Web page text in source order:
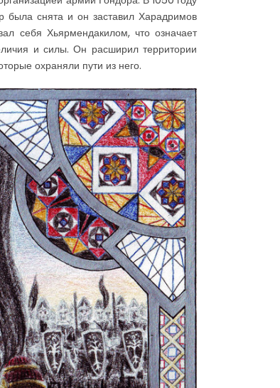
снята и он заставил Харадримов
себя Хьярмендакилом, что означает
и силы. Он расширил территории
охраняли пути из него.